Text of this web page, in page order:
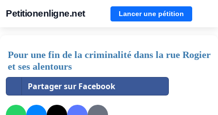
Petitionenligne.net Lancer une pétition
Pour une fin de la criminalité dans la rue Rogier
et ses alentours
Partager sur Facebook